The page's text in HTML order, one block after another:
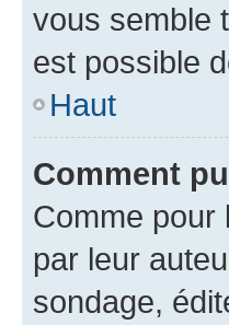
vous semble
est possible
Haut
Comment
Comme pour
par leur
sondage,